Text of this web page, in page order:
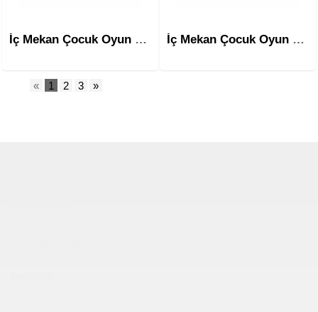
İç Mekan Çocuk Oyun Ekipmanları Mim-1412 İç Mekan Çocuk Oyun Ekipmanları Mim-1413
« 1 2 3 »